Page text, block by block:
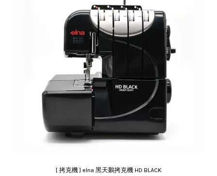
[ 拷克機 ] elna 黑天鵝拷克機 HD BLACK